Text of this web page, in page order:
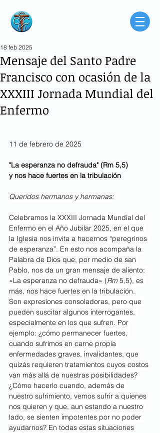
Mensaje del Santo Padre
Francisco con ocasión de la
XXXIII Jornada Mundial del
Enfermo
18 feb 2025
11 de febrero de 2025
"La esperanza no defrauda" (Rm 5,5)
y nos hace fuertes en la tribulación
Queridos hermanos y hermanas:
Celebramos la XXXIII Jornada Mundial del
Enfermo en el Año Jubilar 2025, en el que
la Iglesia nos invita a hacernos “peregrinos
de esperanza”. En esto nos acompaña la
Palabra de Dios que, por medio de san
Pablo, nos da un gran mensaje de aliento:
«La esperanza no defrauda» (Rm 5,5), es
más, nos hace fuertes en la tribulación.
Son expresiones consoladoras, pero que
pueden suscitar algunos interrogantes,
especialmente en los que sufren. Por
ejemplo: ¿cómo permanecer fuertes,
cuando sufrimos en carne propia
enfermedades graves, invalidantes, que
quizás requieren tratamientos cuyos costos
van más allá de nuestras posibilidades?
¿Cómo hacerlo cuando, además de
nuestro sufrimiento, vemos sufrir a quienes
nos quieren y que, aun estando a nuestro
lado, se sienten impotentes por no poder
ayudarnos? En todas estas situaciones